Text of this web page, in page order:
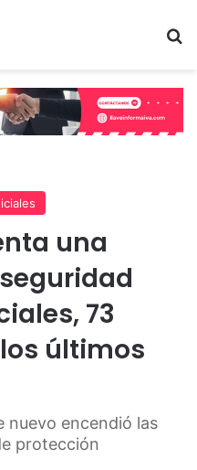
una
73
últimos
nuevo encendió las
protección